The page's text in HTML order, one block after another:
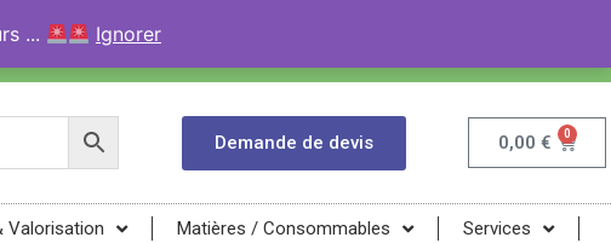
+33 (0)9 84 04 07 52
Demande de devis 0,00€ 0
Valorisation Matières / Consommables Services
... Ignorer